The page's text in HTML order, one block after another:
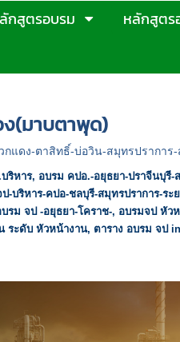
กสูตรอบรม หลักสูตร
ง(มาบตาพุด)
แดง-ตาสิทธิ์-บ่อวิน-สมุทรปราการ-
ริหาร, อบรม คปอ.-อยุธยา-ปราจีนบุรี-
-บริหาร-คปอ-ชลบุรี-สมุทรปราการ-ระ
บรม จป -อยุธยา-โคราช-, อบรมจป หัว
ระดับ หัวหน้างาน, ตาราง อบรม จป